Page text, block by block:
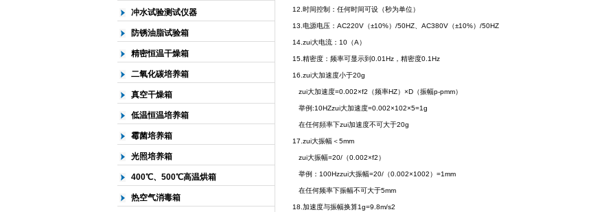
冲水试验测试仪器
防锈油脂试验箱
精密恒温干燥箱
二氧化碳培养箱
真空干燥箱
低温恒温培养箱
霉菌培养箱
光照培养箱
400℃、500℃高温烘箱
热空气消毒箱
12.时间控制：任何时间可设（秒为单位）
13.电源电压：AC220V（±10%）/50HZ、AC380V（±10%）/50HZ
14.zui大电流：10（A）
15.精密度：频率可显示到0.01Hz，精密度0.1Hz
16.zui大加速度小于20g
zui大加速度=0.002×f2（频率HZ）×D（振幅p-pmm）
举例:10HZzui大加速度=0.002×102×5=1g
在任何頻率下zui加速度不可大于20g
17.zui大振幅＜5mm
zui大振幅=20/（0.002×f2）
举例：100Hzzui大振幅=20/（0.002×1002）=1mm
在任何频率下振幅不可大于5mm
18.加速度与振幅换算1g=9.8m/s2